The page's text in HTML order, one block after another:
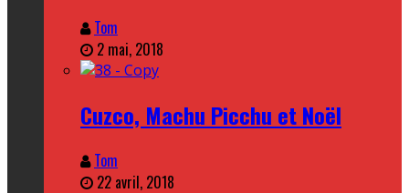
Tom
2 mai, 2018
Cuzco, Machu Picchu et Noël
Tom
22 avril, 2018